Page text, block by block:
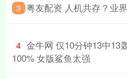
3 粤友配资 人机共存？业
4 金牛网 仅10分钟13中13
100% 女版鲨鱼太强